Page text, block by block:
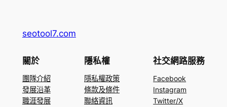
seotool7.com
關於
團隊介紹
發展沿革
職涯發展
隱私權
隱私權政策
條款及條件
聯絡資訊
社交網路服務
Facebook
Instagram
Twitter/X